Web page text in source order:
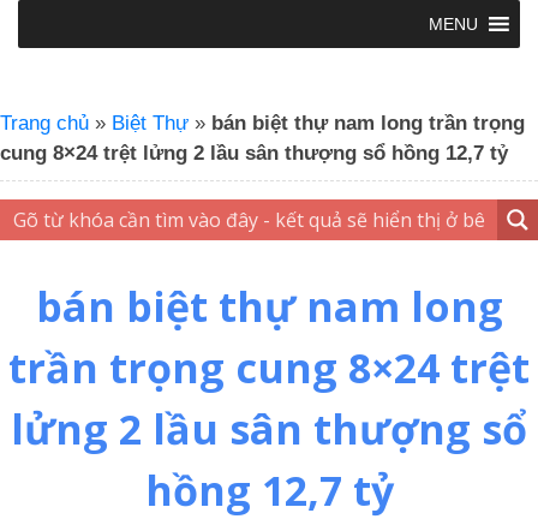
MENU
Trang chủ » Biệt Thự » bán biệt thự nam long trần trọng
cung 8×24 trệt lửng 2 lầu sân thượng sổ hồng 12,7 tỷ
bán biệt thự nam long
trần trọng cung 8×24 trệt
lửng 2 lầu sân thượng sổ
hồng 12,7 tỷ